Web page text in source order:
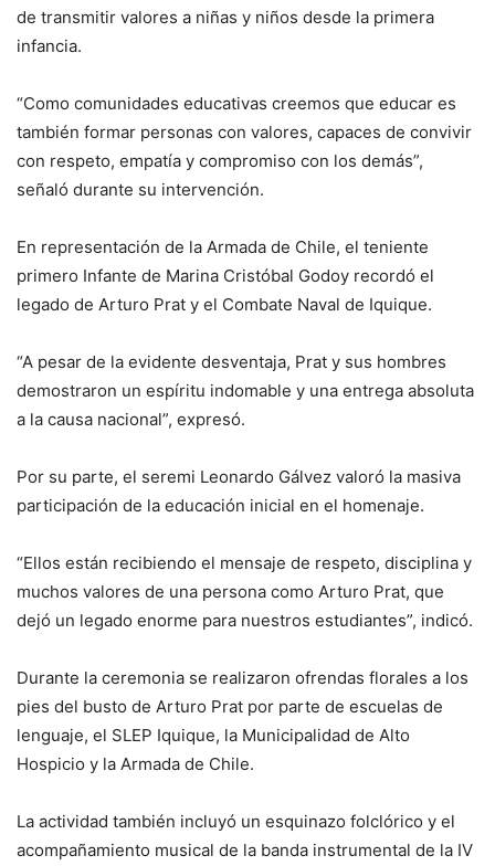
de transmitir valores a niñas y niños desde la primera
infancia.
“Como comunidades educativas creemos que educar es
también formar personas con valores, capaces de convivir
con respeto, empatía y compromiso con los demás”,
señaló durante su intervención.
En representación de la Armada de Chile, el teniente
primero Infante de Marina Cristóbal Godoy recordó el
legado de Arturo Prat y el Combate Naval de Iquique.
“A pesar de la evidente desventaja, Prat y sus hombres
demostraron un espíritu indomable y una entrega absoluta
a la causa nacional”, expresó.
Por su parte, el seremi Leonardo Gálvez valoró la masiva
participación de la educación inicial en el homenaje.
“Ellos están recibiendo el mensaje de respeto, disciplina y
muchos valores de una persona como Arturo Prat, que
dejó un legado enorme para nuestros estudiantes”, indicó.
Durante la ceremonia se realizaron ofrendas florales a los
pies del busto de Arturo Prat por parte de escuelas de
lenguaje, el SLEP Iquique, la Municipalidad de Alto
Hospicio y la Armada de Chile.
La actividad también incluyó un esquinazo folclórico y el
acompañamiento musical de la banda instrumental de la IV